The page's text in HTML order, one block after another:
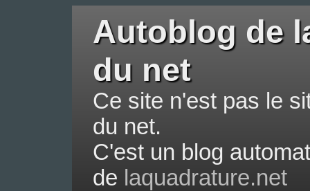
Autoblog de
du net
Ce site n'est pas le
du net.
C'est un blog
de laquadrature.net